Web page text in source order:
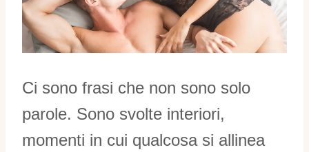
Ci sono frasi che non sono solo
parole. Sono svolte interiori,
momenti in cui qualcosa si allinea